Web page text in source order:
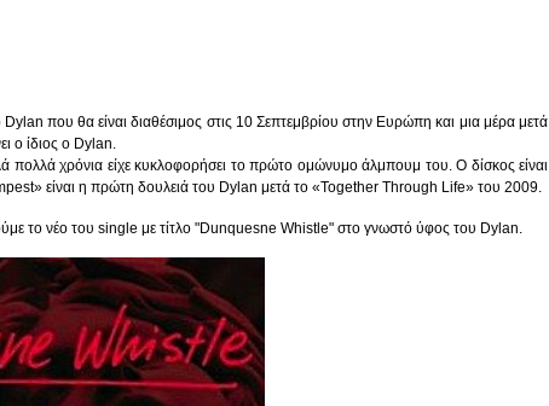
που θα είναι διαθέσιμος στις 10 Σεπτεμβρίου στην Ευρώπη και μια μέρα μετά
ο ίδιος ο Dylan.
χρόνια είχε κυκλοφορήσει το πρώτο ομώνυμο άλμπουμ του. Ο δίσκος είναι
είναι η πρώτη δουλειά του Dylan μετά το «Together Through Life» του 2009.
το νέο του single με τίτλο "Dunquesne Whistle" στο γνωστό ύφος του Dylan.